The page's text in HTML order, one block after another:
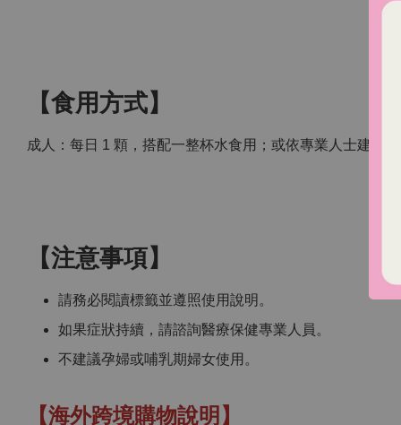
【食用方式】
成人：每日 1 顆，搭配一整杯水食用；或依專業人士建議
【注意事項】
請務必閱讀標籤並遵照使用說明。
如果症狀持續，請諮詢醫療保健專業人員。
不建議孕婦或哺乳期婦女使用。
【海外跨境購物說明】